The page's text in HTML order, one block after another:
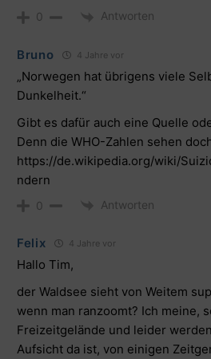
0 Antworten
Bruno 4 Jahre vor
„Norwegen hat übrigens viele
Dunkelheit.“
Gibt es dafür auch eine Quelle
Denn die WHO-Zahlen sehen
https://de.wikipedia.org/wiki/
ndern
0 Antworten
Felix 4 Jahre vor
Hallo Tim,
der Waldsee sieht von Weitem
wenn man ranzoomt? Ich meine,
Freizeitgelände und leider
Aufsicht da ist, von einigen